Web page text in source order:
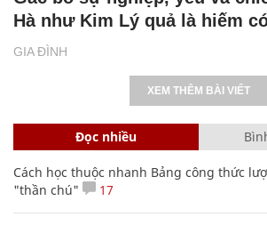
GIA ĐÌNH
Hà như Kim Lý quả là hiếm
XEM THÊM BÀI VIẾT
Đọc nhiều
Cách học thuộc nhanh Bảng công thức
"thần chú"
17